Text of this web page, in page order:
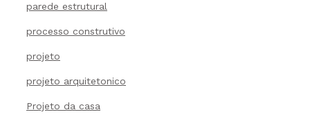
parede estrutural
processo construtivo
projeto
projeto arquitetonico
Projeto da casa